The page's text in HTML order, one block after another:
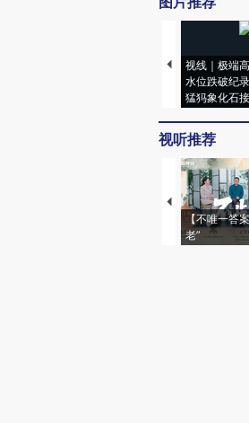
视线｜极端
水位跌破纪
猛犸象化石
视听推荐
【不唯一答
老”